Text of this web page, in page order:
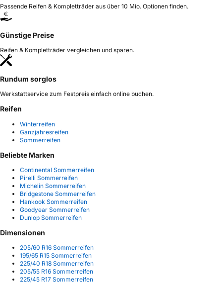
Passende Reifen & Kompletträder aus über 10 Mio. Optionen finden.
Günstige Preise
Reifen & Kompletträder vergleichen und sparen.
Rundum sorglos
Werkstattservice zum Festpreis einfach online buchen.
Reifen
Winterreifen
Ganzjahresreifen
Sommerreifen
Beliebte Marken
Continental Sommerreifen
Pirelli Sommerreifen
Michelin Sommerreifen
Bridgestone Sommerreifen
Hankook Sommerreifen
Goodyear Sommerreifen
Dunlop Sommerreifen
Dimensionen
205/60 R16 Sommerreifen
195/65 R15 Sommerreifen
225/40 R18 Sommerreifen
205/55 R16 Sommerreifen
225/45 R17 Sommerreifen